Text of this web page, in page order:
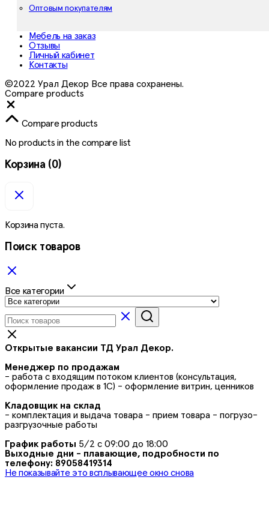
Оптовым покупателям
Мебель на заказ
Отзывы
Личный кабинет
Контакты
©2022 Урал Декор Все права сохранены.
Compare products
Compare products
No products in the compare list
Корзина (0)
Корзина пуста.
Поиск товаров
Все категории
Открытые вакансии ТД Урал Декор.
Менеджер по продажам
- работа с входящим потоком клиентов (консультация,
оформление продаж в 1С) - оформление витрин, ценников
Кладовщик на склад
- комплектация и выдача товара - прием товара - погрузо-
разгрузочные работы
График работы 5/2 с 09:00 до 18:00
Выходные дни - плавающие, подробности по
телефону: 89058419314
Не показывайте это всплывающее окно снова